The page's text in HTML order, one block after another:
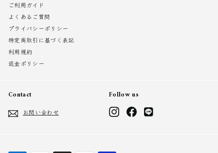
ご利用ガイド
よくあるご質問
プライバシーポリシー
特定商取引に基づく表記
利用規約
返金ポリシー
Contact
お問い合わせ
Follow us
Instagram Facebook